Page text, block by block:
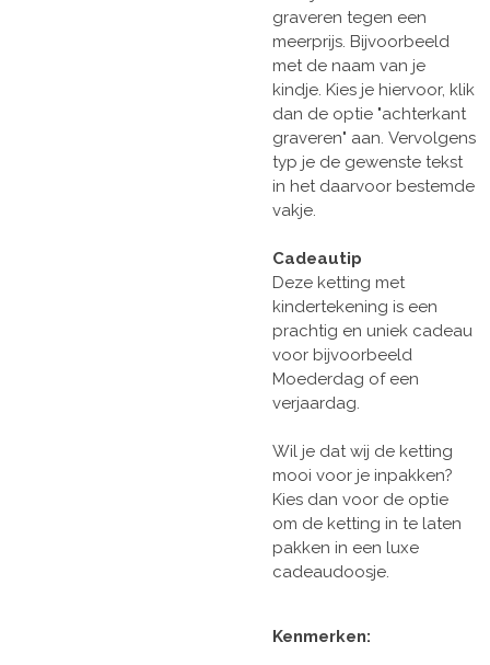
graveren tegen een
meerprijs. Bijvoorbeeld
met de naam van je
kindje. Kies je hiervoor, klik
dan de optie "achterkant
graveren" aan. Vervolgens
typ je de gewenste tekst
in het daarvoor bestemde
vakje.
Cadeautip
Deze ketting met
kindertekening is een
prachtig en uniek cadeau
voor bijvoorbeeld
Moederdag of een
verjaardag.
Wil je dat wij de ketting
mooi voor je inpakken?
Kies dan voor de optie
om de ketting in te laten
pakken in een luxe
cadeaudoosje.
Kenmerken: